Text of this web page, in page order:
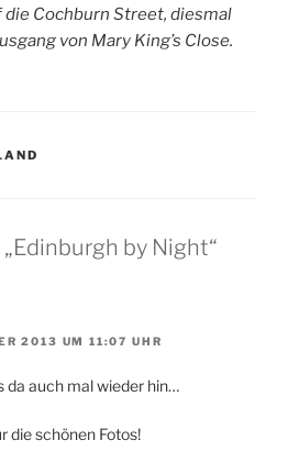
die Cochburn Street, diesmal
von Mary King’s Close.
by Night“
2013 UM 11:07 UHR
da auch mal wieder hin…
die schönen Fotos!